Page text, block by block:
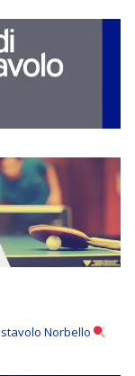
Norbello